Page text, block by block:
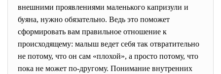
внешними проявлениями маленького капризули и
буяна, нужно обязательно. Ведь это поможет
сформировать вам правильное отношение к
происходящему: малыш ведет себя так отвратительно
не потому, что он сам «плохой», а просто потому, что
пока не может по-другому. Понимание внутренних